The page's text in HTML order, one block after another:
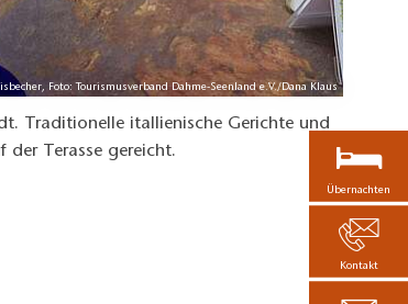
Foto: Tourismusverband Dahme-Seenland e.V./Dana Klaus
Traditionelle itallienische Gerichte und
der Terasse gereicht.
Übernachten
Kontakt